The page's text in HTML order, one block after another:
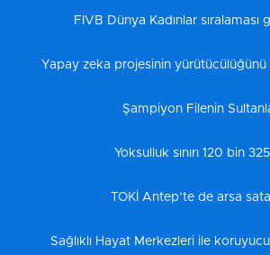
FIVB Dünya Kadınlar sıralaması
Yapay zeka projesinin
Şampiyon Filenin
Yoksulluk sınırı 120 bin 325
TOKİ Antep’te de arsa
Sağlıklı Hayat Merkezleri ile